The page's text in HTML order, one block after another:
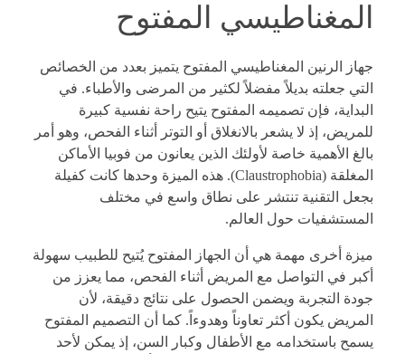
المغناطيسي المفتوح
جهاز الرنين المغناطيسي المفتوح يتميز بعدد من الخصائص
التي جعلته بديلاً مفضلاً لكثير من المرضى والأطباء. في
البداية، فإن تصميمه المفتوح يتيح راحة نفسية كبيرة
للمريض، إذ لا يشعر بالانغلاق أو التوتر أثناء الفحص، وهو أمر
بالغ الأهمية خاصة لأولئك الذين يعانون من فوبيا الأماكن
المغلقة (Claustrophobia). هذه الميزة وحدها كانت كفيلة
بجعل التقنية تنتشر على نطاق واسع في مختلف
المستشفيات حول العالم.
ميزة أخرى مهمة هي أن الجهاز المفتوح يُتيح للطبيب سهولة
أكبر في التواصل مع المريض أثناء الفحص، مما يعزز من
جودة التجربة ويضمن الحصول على نتائج دقيقة، لأن
المريض يكون أكثر تعاوناً وهدوءاً. كما أن التصميم المفتوح
يسمح باستخدامه مع الأطفال وكبار السن، إذ يمكن لأحد